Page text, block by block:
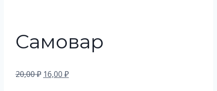
Самовар
20,00₽ Первоначальная
16,00 ₽Текущая